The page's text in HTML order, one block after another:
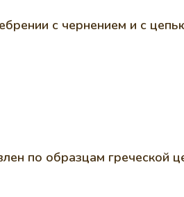
с чернением и с
по образцам греческой